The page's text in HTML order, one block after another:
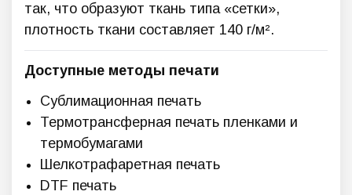
так, что образуют ткань типа «сетки»,
плотность ткани составляет 140 г/м².
Доступные методы печати
Сублимационная печать
Термотрансферная печать пленками и
термобумагами
Шелкотрафаретная печать
DTF печать